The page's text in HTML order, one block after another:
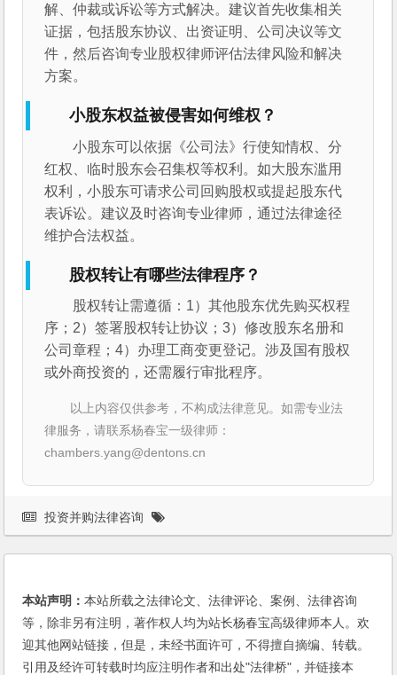
解、仲裁或诉讼等方式解决。建议首先收集相关
证据，包括股东协议、出资证明、公司决议等文
件，然后咨询专业股权律师评估法律风险和解决
方案。
小股东权益被侵害如何维权？
小股东可以依据《公司法》行使知情权、分
红权、临时股东会召集权等权利。如大股东滥用
权利，小股东可请求公司回购股权或提起股东代
表诉讼。建议及时咨询专业律师，通过法律途径
维护合法权益。
股权转让有哪些法律程序？
股权转让需遵循：1）其他股东优先购买权程
序；2）签署股权转让协议；3）修改股东名册和
公司章程；4）办理工商变更登记。涉及国有股权
或外商投资的，还需履行审批程序。
以上内容仅供参考，不构成法律意见。如需专业法
律服务，请联系杨春宝一级律师：
chambers.yang@dentons.cn
投资并购法律咨询
本站声明：本站所载之法律论文、法律评论、案例、法律咨询
等，除非另有注明，著作权人均为站长杨春宝高级律师本人。欢
迎其他网站链接，但是，未经书面许可，不得擅自摘编、转载。
引用及经许可转载时均应注明作者和出处"法律桥"，并链接本